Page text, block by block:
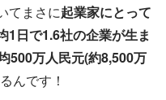
てまさに起業家にとって
1日で1.6社の企業が生ま
500万人民元(約8,500万
んです！